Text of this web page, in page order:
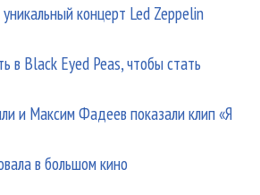
концерт Led Zeppelin
в Black Eyed Peas, чтобы стать
и Максим Фадеев показали клип «Я
в большом кино